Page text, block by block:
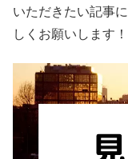
いただきたい記事
しくお願いします！